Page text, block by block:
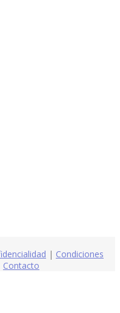
| Condiciones
Contacto